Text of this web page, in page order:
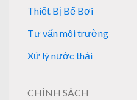
Thiết Bị Bể Bơi
Tư vấn môi trường
Xử lý nước thải
CHÍNH SÁCH